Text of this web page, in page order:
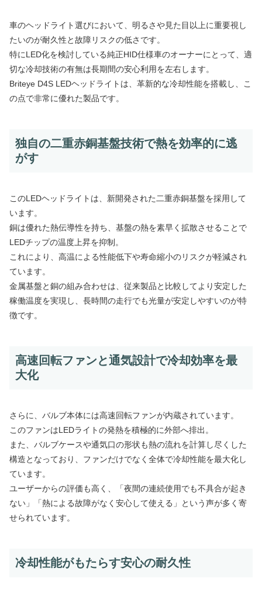
車のヘッドライト選びにおいて、明るさや見た目以上に重要視し
たいのが耐久性と故障リスクの低さです。
特にLED化を検討している純正HID仕様車のオーナーにとって、適
切な冷却技術の有無は長期間の安心利用を左右します。
Briteye D4S LEDヘッドライトは、革新的な冷却性能を搭載し、こ
の点で非常に優れた製品です。
独自の二重赤銅基盤技術で熱を効率的に逃
がす
このLEDヘッドライトは、新開発された二重赤銅基盤を採用して
います。
銅は優れた熱伝導性を持ち、基盤の熱を素早く拡散させることで
LEDチップの温度上昇を抑制。
これにより、高温による性能低下や寿命縮小のリスクが軽減され
ています。
金属基盤と銅の組み合わせは、従来製品と比較してより安定した
稼働温度を実現し、長時間の走行でも光量が安定しやすいのが特
徴です。
高速回転ファンと通気設計で冷却効率を最
大化
さらに、バルブ本体には高速回転ファンが内蔵されています。
このファンはLEDライトの発熱を積極的に外部へ排出。
また、バルブケースや通気口の形状も熱の流れを計算し尽くした
構造となっており、ファンだけでなく全体で冷却性能を最大化し
ています。
ユーザーからの評価も高く、「夜間の連続使用でも不具合が起き
ない」「熱による故障がなく安心して使える」という声が多く寄
せられています。
冷却性能がもたらす安心の耐久性